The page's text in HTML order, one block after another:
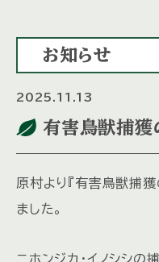
お知らせ
2025.11.13
有害鳥獣捕獲
原村より『有害鳥獣捕
ました。
ニホンジカ・イノシシの